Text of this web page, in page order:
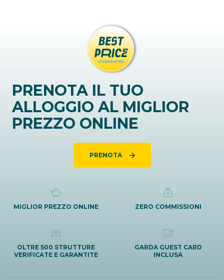
PRENOTA IL TUO
ALLOGGIO AL MIGLIOR
PREZZO ONLINE
PRENOTA
MIGLIOR PREZZO ONLINE ZERO COMMISSIONI
OLTRE 500 STRUTTURE
VERIFICATE E GARANTITE
GARDA GUEST CARD
INCLUSA